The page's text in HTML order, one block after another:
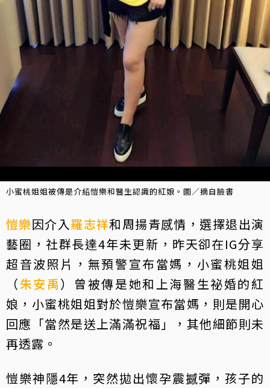
小蜜桃姐姐被傳是介紹愷樂和醫生認識的紅娘。圖／摘自臉書
愷樂因介入羅志祥和周揚青感情，選擇退出演
藝圈，社群長達4年未更新，昨天卻在IG分享
超音波照片，無預警宣布當媽，小蜜桃姐姐
（朱安禹）曾被傳是她和上海醫生祕婚的紅
娘，小蜜桃姐姐對於愷樂宣布當媽，則是開心
回應「當然是送上滿滿祝福」，其他細節則未
再透露。
愷樂神隱4年，突然拋出懷孕震撼彈，孩子的